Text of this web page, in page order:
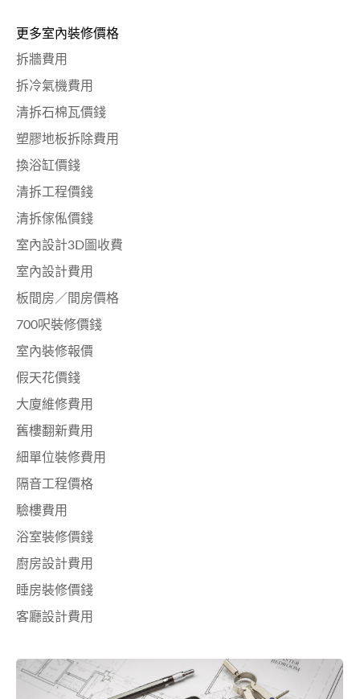
更多室內裝修價格
拆牆費用
拆冷氣機費用
清拆石棉瓦價錢
塑膠地板拆除費用
換浴缸價錢
清拆工程價錢
清拆傢俬價錢
室內設計3D圖收費
室內設計費用
板間房／間房價格
700呎裝修價錢
室內裝修報價
假天花價錢
大廈維修費用
舊樓翻新費用
細單位裝修費用
隔音工程價格
驗樓費用
浴室裝修價錢
廚房設計費用
睡房裝修價錢
客廳設計費用